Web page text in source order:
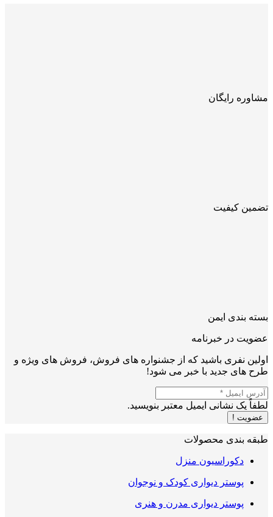
مشاوره رایگان
تضمین کیفیت
بسته بندی ایمن
عضویت در خبرنامه
اولین نفری باشید که از جشنواره های فروش، فروش های ویژه و
طرح های جدید با خبر می شود!
لطفاً یک نشانی ایمیل معتبر بنویسید.
عضویت !
طبقه بندی محصولات
دکوراسیون منزل
پوستر دیواری کودک و نوجوان
پوستر دیواری مدرن و هنری